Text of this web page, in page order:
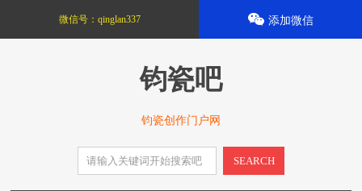
钧瓷吧
钧瓷创作门户网
SEARCH
微信号： qinglan337 添加微信